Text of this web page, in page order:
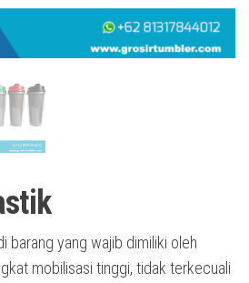
barang yang wajib dimiliki oleh
mobilisasi tinggi, tidak terkecuali